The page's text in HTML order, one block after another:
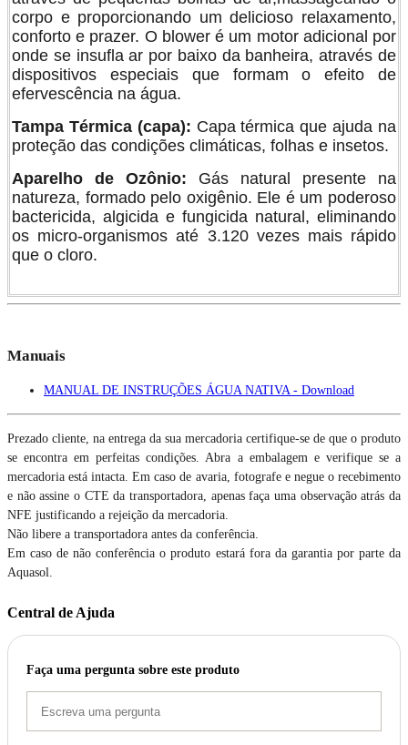
corpo e proporcionando um delicioso relaxamento,
conforto e prazer. O blower é um motor adicional por
onde se insufla ar por baixo da banheira, através de
dispositivos especiais que formam o efeito de
efervescência na água.
Tampa Térmica (capa): Capa térmica que ajuda na
proteção das condições climáticas, folhas e insetos.
Aparelho de Ozônio: Gás natural presente na
natureza, formado pelo oxigênio. Ele é um poderoso
bactericida, algicida e fungicida natural, eliminando
os micro-organismos até 3.120 vezes mais rápido
que o cloro.
Manuais
MANUAL DE INSTRUÇÕES ÁGUA NATIVA - Download
Prezado cliente, na entrega da sua mercadoria certifique-se de que o produto
se encontra em perfeitas condições. Abra a embalagem e verifique se a
mercadoria está intacta. Em caso de avaria, fotografe e negue o recebimento
e não assine o CTE da transportadora, apenas faça uma observação atrás da
NFE justificando a rejeição da mercadoria.
Não libere a transportadora antes da conferência.
Em caso de não conferência o produto estará fora da garantia por parte da
Aquasol.
Central de Ajuda
Faça uma pergunta sobre este produto